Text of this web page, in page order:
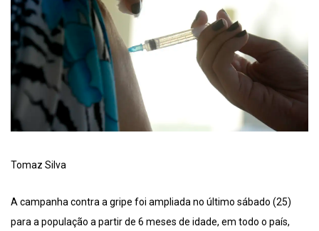
Tomaz Silva
A campanha contra a gripe foi ampliada no último sábado (25)
para a população a partir de 6 meses de idade, em todo o país,